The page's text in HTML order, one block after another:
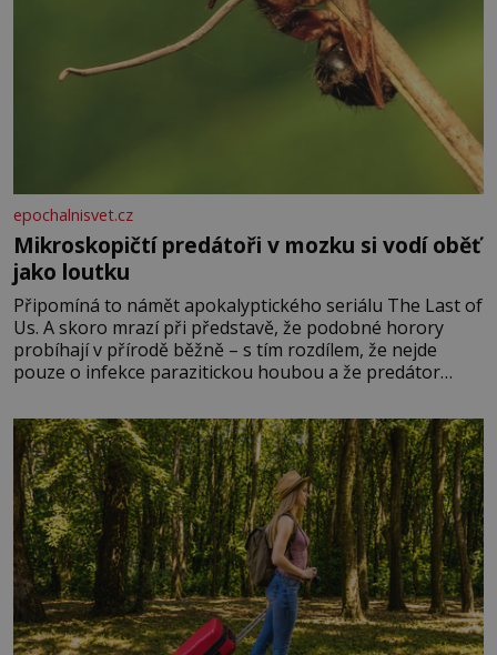
epochalnisvet.cz
Mikroskopičtí predátoři v mozku si vodí oběť
jako loutku
Připomíná to námět apokalyptického seriálu The Last of
Us. A skoro mrazí při představě, že podobné horory
probíhají v přírodě běžně – s tím rozdílem, že nejde
pouze o infekce parazitickou houbou a že predátor
živočichy, než je člověk. Najít skutečné zombie není nic
nemožného ani v naší přírodě.